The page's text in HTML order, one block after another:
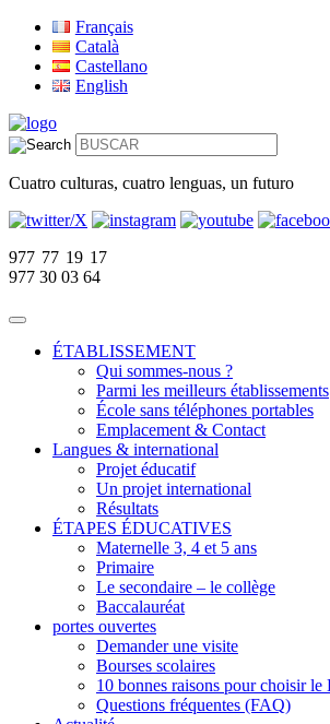
Français
Català
Castellano
English
Cuatro culturas, cuatro lenguas, un futuro
977 77 19 17
977 30 03 64
ÉTABLISSEMENT
Qui sommes-nous ?
Parmi les meilleurs établissements
École sans téléphones portables
Emplacement & Contact
Langues & international
Projet éducatif
Un projet international
Résultats
ÉTAPES ÉDUCATIVES
Maternelle 3, 4 et 5 ans
Primaire
Le secondaire – le collège
Baccalauréat
portes ouvertes
Demander une visite
Bourses scolaires
10 bonnes raisons pour choisir le
Questions fréquentes (FAQ)